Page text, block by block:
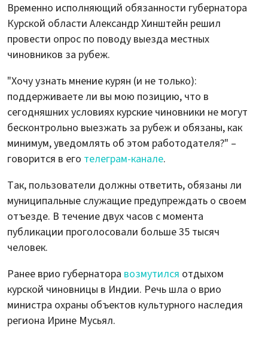
Временно исполняющий обязанности губернатора
Курской области Александр Хинштейн решил
провести опрос по поводу выезда местных
чиновников за рубеж.
"Хочу узнать мнение курян (и не только):
поддерживаете ли вы мою позицию, что в
сегодняшних условиях курские чиновники не могут
бесконтрольно выезжать за рубеж и обязаны, как
минимум, уведомлять об этом работодателя?" –
говорится в его телеграм-канале.
Так, пользователи должны ответить, обязаны ли
муниципальные служащие предупреждать о своем
отъезде. В течение двух часов с момента
публикации проголосовали больше 35 тысяч
человек.
Ранее врио губернатора возмутился отдыхом
курской чиновницы в Индии. Речь шла о врио
министра охраны объектов культурного наследия
региона Ирине Мусьял.